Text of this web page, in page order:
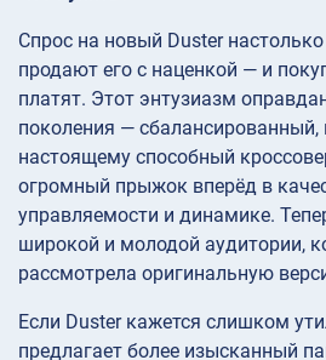
Спрос на новый Duster
продают его с наценкой — и
платят. Этот энтузиазм
поколения —
настоящему способный
огромный прыжок вперёд в
управляемости и динамике.
широкой и молодой аудитории,
рассмотрела оригинальную
Если Duster кажется слишком
предлагает более изысканный